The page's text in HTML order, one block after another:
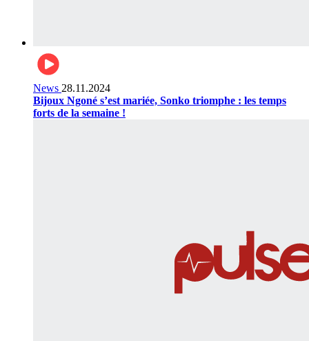
News 28.11.2024
Bijoux Ngoné s’est mariée, Sonko triomphe : les temps
forts de la semaine !